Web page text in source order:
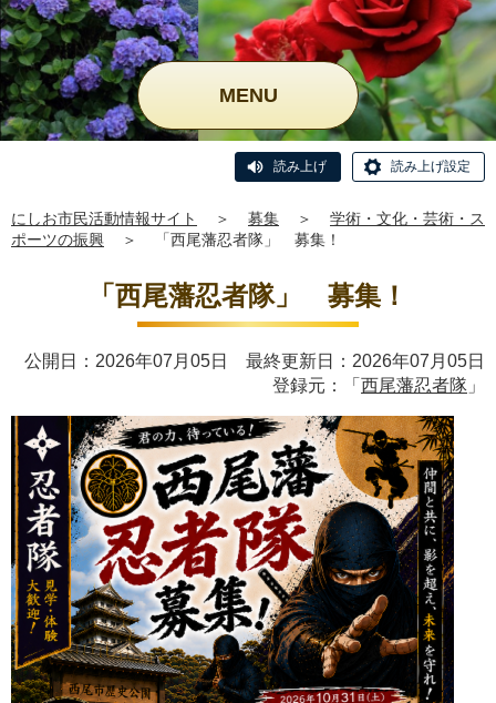
MENU
読み上げ 読み上げ設定
にしお市民活動情報サイト ＞ 募集 ＞
学術・文化・芸術・ス
ポーツの振興
＞ 「西尾藩忍者隊」 募集！
「西尾藩忍者隊」 募集！
公開日：2026年07月05日 最終更新日：2026年07月05日
登録元：「 西尾藩忍者隊 」